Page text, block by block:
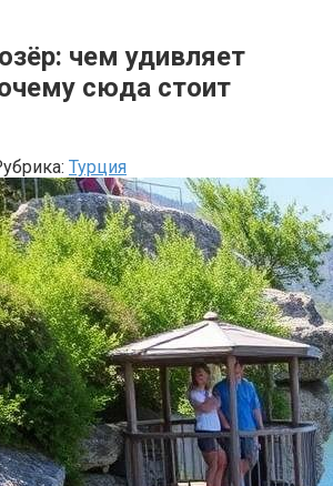
чем удивляет
сюда стоит
Турция